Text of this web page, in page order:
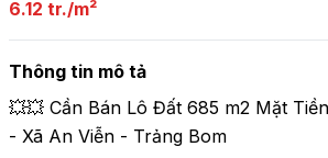
6.12 tr./m²
Thông tin mô tả
💥💥 Cần Bán Lô Đất 685 m2 Mặt
- Xã An Viễn - Trảng Bom